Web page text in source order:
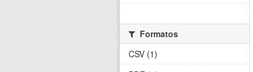
Formatos
CSV (1)